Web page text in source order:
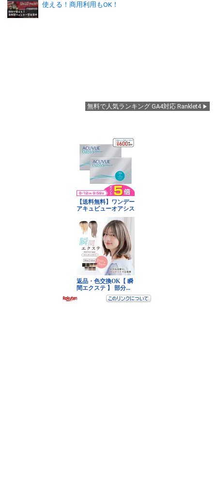
使える！商用利用もOK！
無料で人気ランキング GA4対応 Ranklet4